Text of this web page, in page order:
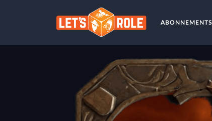
ABONNEMENTS